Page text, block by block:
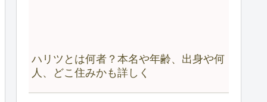
ハリツとは何者？本名や年齢、出身や何
人、どこ住みかも詳しく